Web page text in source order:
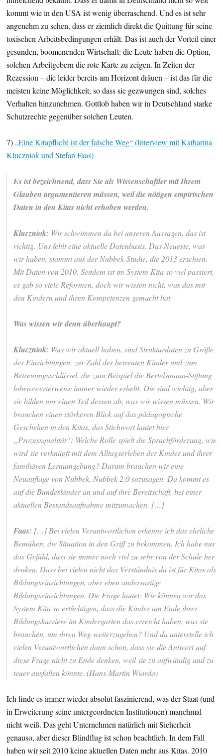
kommt wie in den USA ist wenig überraschend. Und es ist sehr
angenehm zu sehen, dass er ziemlich direkt die Quittung für seine
toxischen Arbeitsbedingungen erhält. Das ist auch der Vorteil einer
gesunden, boomenenden Wirtschaft: die Leute haben die Option,
solchen Arbeitgebern die rote Karte zu zeigen. In Zeiten der
Rezession – die leider bereits am Horizont dräuen – ist das für die
meisten keine Möglichkeit, so dass sie gezwungen sind, solches
Verhalten hinzunehmen. Gottlob haben wir in Deutschland starke
Schutzrechte gegenüber solchen Leuten.
7) „Eine Kitapflicht ist der falsche Weg“ (Interview mit Katharina
Kluczniok und Stefan Faas)
Es ist bezeichnend, dass Sie als Wissenschaftler mit Ihrem
Glauben argumentieren müssen, weil die nötigen empirischen
Daten in den Kitas nicht erhoben werden.
Kluczniok: Wir schwimmen da bei unseren Aussagen, das ist
richtig. Uns fehlt eine aktuelle Datenbasis. Das Neueste, was
wir haben, stammt aus der Nubbek-Studie, die 2013 erschien.
Mit Daten von 2010. Seitdem ist im System Kita so viel passiert,
es gab so viele Reformen, doch wir wissen nicht, was das mit
den Kindern und ihren Kompetenzen gemacht hat.
Was wissen wir denn überhaupt?
Kluczniok: Was wir aktuell haben, sind Strukturdaten zu Größe
der Einrichtungen, zur Zahl der betreuten Kinder und zum
Betreuungsschlüssel, die zum Beispiel die Bertelsmann-Stiftung
lobenswerterweise immer wieder erhebt. Die sind wichtig, aber
sie bilden nur einen Teil dessen ab, was wir wissen müssen. Wir
brauchen einen stärkeren Blick auf das pädagogische
Geschehen in den Kitas, das Stichwort lautet hier
„Prozessqualität“: Welche Rolle spielt die Sprachförderung, wie
wird sie verknüpft mit dem Alltagserleben der Kinder und ihrer
familiären Lernumgebung? Darum brauchen wir eine
Neuauflage von Nubbek, Nubbek 2.0 sozusagen. Da kommt es
auf die Bundesländer an und auf ihre Bereitschaft, bei einer
aktuellen Bestandsaufnahme mitzumachen. […]
Faas: […] Bei vielen Verantwortlichen erkenne ich das ehrliche
Bemühen, die Situation in den Griff zu bekommen. Ich habe nur
das Gefühl, dass sie immer noch viel zu sehr von der Schule her
denken. Dass bei vielen nicht das Verständnis da ist für Kitas als
Bildungseinrichtungen, aber eben andersartige
Bildungseinrichtungen. Die Frage lautet: Wie können wir das
System Kita so ertüchtigen, dass die Kinder am Ende ihrer
Bildungskarriere im Kindergarten das erreicht haben, was sie
brauchen, um ihren Weg weiterzugehen? Und da unterstelle ich
vielen Verantwortlichen dann schon, dass sie die Antwort auf
diese Frage nicht zu Ende denken, weil sie zu aufwändig und zu
teuer ausfallen könnte. (Hans-Martin Wiarda)
Ich finde es immer wieder absolut faszinierend, was der Staat (und
in Erweiterung seine untergeordneten Institutionen) manchmal
nicht weiß. Das geht Unternehmen natürlich mit Sicherheit
genauso, aber dieser Blindflug ist schon beachtlich. In dem Fall
haben wir seit 2010 keine aktuellen Daten mehr aus Kitas. 2010